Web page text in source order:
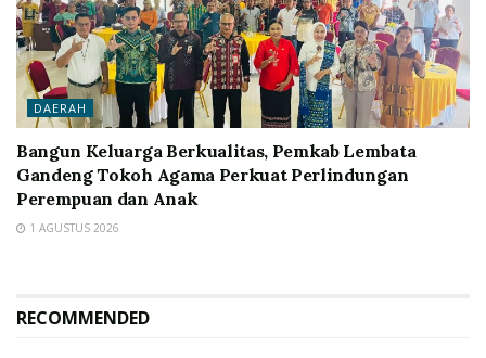
DAERAH
Bangun Keluarga Berkualitas, Pemkab Lembata
Gandeng Tokoh Agama Perkuat Perlindungan
Perempuan dan Anak
1 AGUSTUS 2026
RECOMMENDED